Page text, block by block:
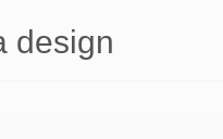
design